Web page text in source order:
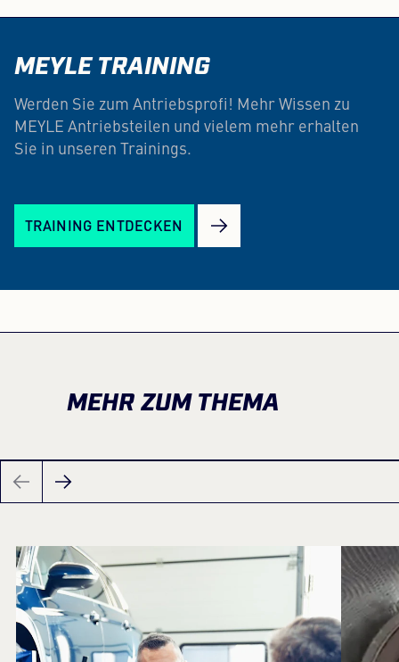
MEYLE TRAINING
Werden Sie zum Antriebsprofi! Mehr Wissen zu
MEYLE Antriebsteilen und vielem mehr erhalten
Sie in unseren Trainings.
TRAINING ENTDECKEN
MEHR ZUM THEMA